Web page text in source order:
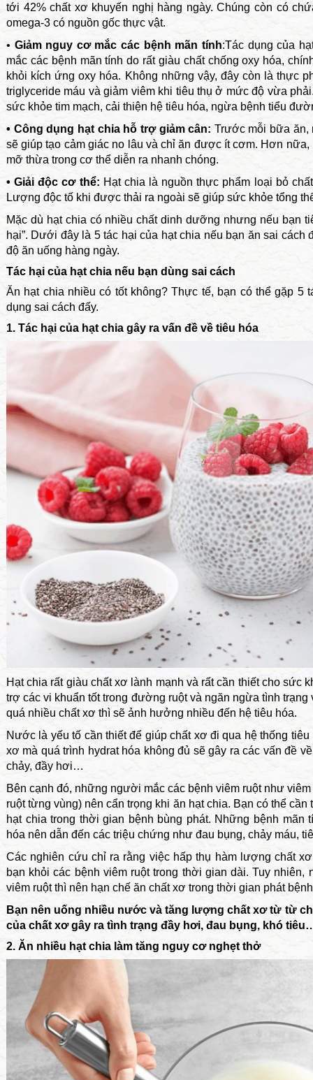
tới 42% chất xơ khuyến nghị hàng ngày. Chúng còn có
omega-3 có nguồn gốc thực vật.
• Giảm nguy cơ mắc các bệnh mãn tính:Tác dụng của
mắc các bệnh mãn tính do rất giàu chất chống oxy hóa,
khỏi kích ứng oxy hóa. Không những vậy, đây còn là thực
triglyceride máu và giảm viêm khi tiêu thụ ở mức độ vừa
sức khỏe tim mạch, cải thiện hệ tiêu hóa, ngừa bệnh tiểu
• Công dụng hạt chia hỗ trợ giảm cân: Trước mỗi bữa ăn,
sẽ giúp tạo cảm giác no lâu và chỉ ăn được ít cơm. Hơn
mỡ thừa trong cơ thể diễn ra nhanh chóng.
• Giải độc cơ thể: Hạt chia là nguồn thực phẩm loại bỏ
Lượng độc tố khi được thải ra ngoài sẽ giúp sức khỏe tổng
Mặc dù hạt chia có nhiều chất dinh dưỡng nhưng nếu bạn
hại”. Dưới đây là 5 tác hại của hạt chia nếu bạn ăn sai cách
độ ăn uống hàng ngày.
Tác hại của hạt chia nếu bạn dùng sai cách
Ăn hạt chia nhiều có tốt không? Thực tế, bạn có thể gặp 5
dụng sai cách đấy.
1. Tác hại của hạt chia gây ra vấn đề về tiêu hóa
Hạt chia rất giàu chất xơ lành mạnh và rất cần thiết cho sức
trợ các vi khuẩn tốt trong đường ruột và ngăn ngừa tình trạng
quá nhiều chất xơ thì sẽ ảnh hưởng nhiều đến hệ tiêu hóa.
Nước là yếu tố cần thiết để giúp chất xơ đi qua hệ thống
xơ mà quá trình hydrat hóa không đủ sẽ gây ra các vấn đề
chảy, đầy hơi…
Bên cạnh đó, những người mắc các bệnh viêm ruột như
ruột từng vùng) nên cẩn trọng khi ăn hạt chia. Bạn có thể
hạt chia trong thời gian bệnh bùng phát. Những bệnh mãn
hóa nên dẫn đến các triệu chứng như đau bụng, chảy máu,
Các nghiên cứu chỉ ra rằng việc hấp thụ hàm lượng chất
bạn khỏi các bệnh viêm ruột trong thời gian dài. Tuy
viêm ruột thì nên hạn chế ăn chất xơ trong thời gian phát
Bạn nên uống nhiều nước và tăng lượng chất xơ từ từ
của chất xơ gây ra tình trạng đầy hơi, đau bụng, khó
2. Ăn nhiều hạt chia làm tăng nguy cơ nghẹt thở